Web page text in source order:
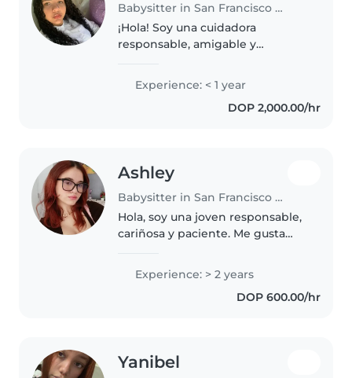
Babysitter in San Francisco de Macorís
¡Hola! Soy una cuidadora
responsable, amigable y
pequeños. Aunque no tengo
experiencia formal, estoy
estudiando y me encanta leer a
Experience: < 1 year
DOP 2,000.00/hr
Ashley
Babysitter in San Francisco de Macorís
Hola, soy una joven responsable,
cariñosa y paciente. Me gusta
cuidarlos y crear un ambiente
donde se sientan seguros, felices
y en confianza. Tengo
Experience: > 2 years
DOP 600.00/hr
Yanibel